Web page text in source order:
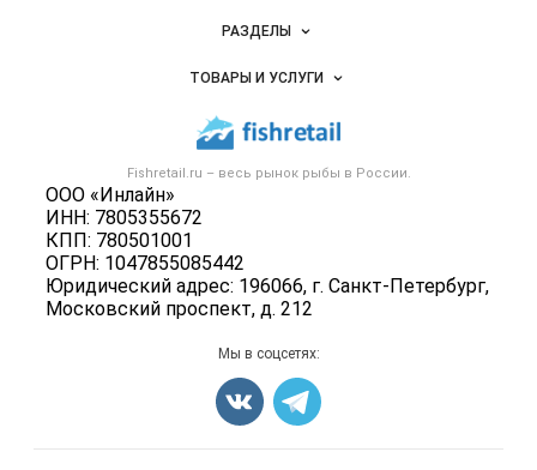
Fishretail.ru – весь рынок рыбы в России.
ООО «Инлайн»
ИНН: 7805355672
КПП: 780501001
ОГРН: 1047855085442
Юридический адрес: 196066, г. Санкт-Петербург,
Московский проспект, д. 212
Новости Fishretail.ru
Размещение рекламы
Публичная оферта
Контактная информация
Политика обработки персональных данных
РАЗДЕЛЫ
Объявления
Новости рынка
Вакансии
Блог
ТОВАРЫ И УСЛУГИ
Икра
Рыбопосадочный материал
Полуфабрикаты
Консервы
Карта объявлений
Мы в соцсетях: